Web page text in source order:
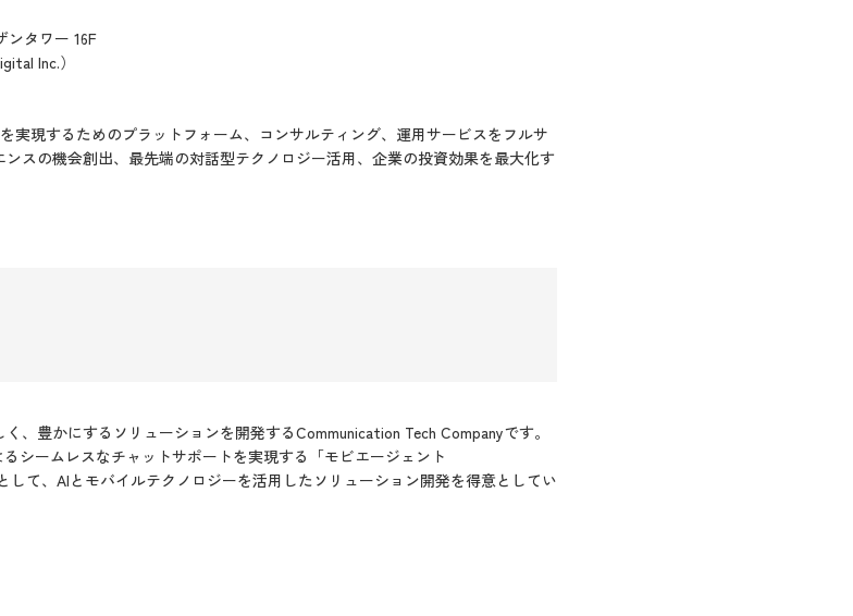
タワー 16F
Inc.）
現するためのプラットフォーム、コンサルティング、運用サービスをフルサ
スの機会創出、最先端の対話型テクノロジー活用、企業の投資効果を最大化す
、豊かにするソリューションを開発するCommunication Tech Companyです。
シームレスなチャットサポートを実現する「モビエージェント
て、AIとモバイルテクノロジーを活用したソリューション開発を得意としてい